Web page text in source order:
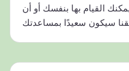
القيام بها بنفسك أو أن